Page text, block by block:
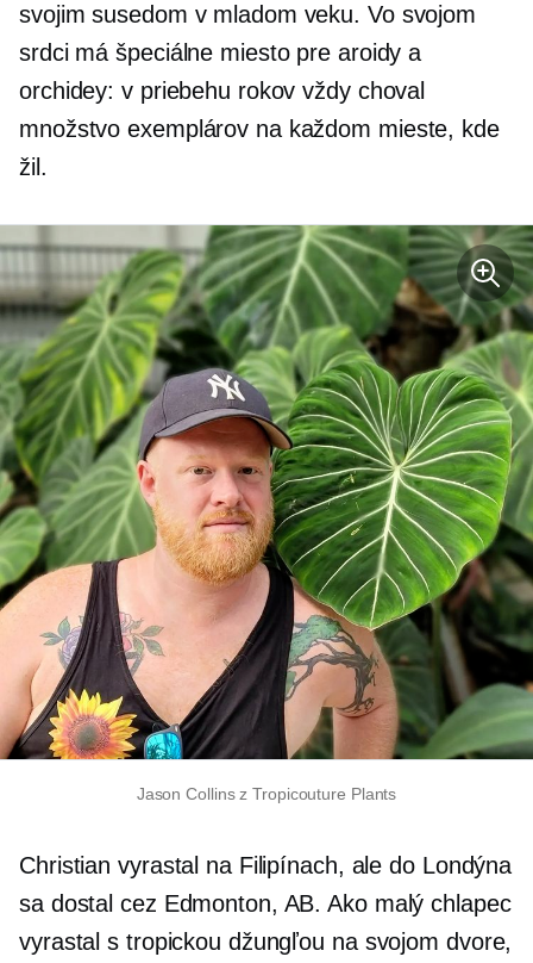
svojim susedom v mladom veku. Vo svojom
srdci má špeciálne miesto pre aroidy a
orchidey: v priebehu rokov vždy choval
množstvo exemplárov na každom mieste, kde
žil.
Jason Collins z Tropicouture Plants
Christian vyrastal na Filipínach, ale do Londýna
sa dostal cez Edmonton, AB. Ako malý chlapec
vyrastal s tropickou džungľou na svojom dvore,